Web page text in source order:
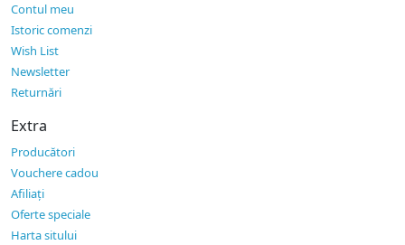
Contul meu
Istoric comenzi
Wish List
Newsletter
Returnări
Extra
Producători
Vouchere cadou
Afiliaţi
Oferte speciale
Harta sitului